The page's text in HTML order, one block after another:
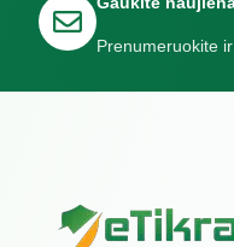
Prenumeruokite